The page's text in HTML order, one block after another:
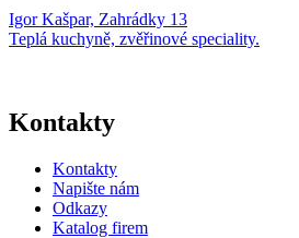
Igor Kašpar, Zahrádky 13
Teplá kuchyně, zvěřinové speciality.
Kontakty
Kontakty
Napište nám
Odkazy
Katalog firem